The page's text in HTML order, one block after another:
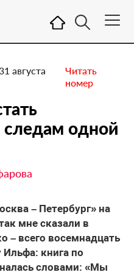
августа
Читать
номер
одной
– Петербург» на
мне сказали в
– всего восемнадцать
книга по
словами: «Мы